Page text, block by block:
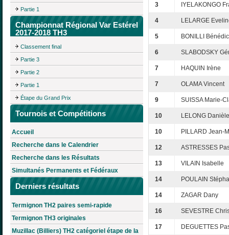
Partie 1
Championnat Régional Var Estérel
2017-2018 TH3
Classement final
Partie 3
Partie 2
Partie 1
Étape du Grand Prix
Tournois et Compétitions
Accueil
Recherche dans le Calendrier
Recherche dans les Résultats
Simultanés Permanents et Fédéraux
Derniers résultats
Termignon TH2 paires semi-rapide
Termignon TH3 originales
Muzillac (Billiers) TH2 catégoriel étape de la
3 IYELAKONGO
4 LELARGE
5 BONILLI
6 SLABODSKY
7 HAQUIN Irène
7 OLAMA Vincent
9 SUISSA Marie-
10 LELONG Danièle
10 PILLARD Jean-
12 ASTRESSES
13 VILAIN Isabelle
14 POULAIN
14 ZAGAR Dany
16 SEVESTRE
17 DEGUETTES